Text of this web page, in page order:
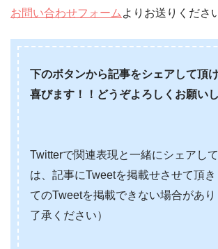
お問い合わせフォームよりお送りくださ
下のボタンから記事をシェアして頂
喜びます！！どうぞよろしくお願いし
Twitterで関連表現と一緒にシェアし
は、記事にTweetを掲載せさせて頂
てのTweetを掲載できない場合があ
了承ください）